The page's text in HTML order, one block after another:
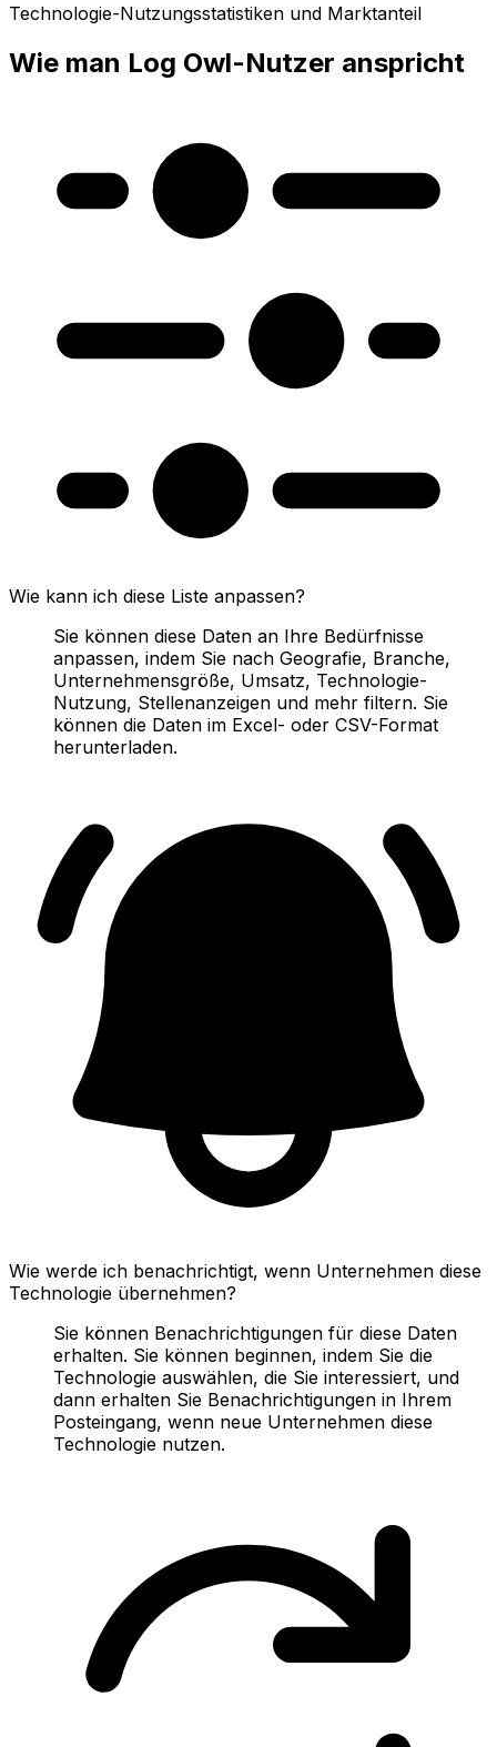
Technologie-Nutzungsstatistiken und Marktanteil
Wie man Log Owl-Nutzer anspricht
Wie kann ich diese Liste anpassen?
Sie können diese Daten an Ihre Bedürfnisse
anpassen, indem Sie nach Geografie, Branche,
Unternehmensgröße, Umsatz, Technologie-
Nutzung, Stellenanzeigen und mehr filtern. Sie
können die Daten im Excel- oder CSV-Format
herunterladen.
Wie werde ich benachrichtigt, wenn Unternehmen diese
Technologie übernehmen?
Sie können Benachrichtigungen für diese Daten
erhalten. Sie können beginnen, indem Sie die
Technologie auswählen, die Sie interessiert, und
dann erhalten Sie Benachrichtigungen in Ihrem
Posteingang, wenn neue Unternehmen diese
Technologie nutzen.